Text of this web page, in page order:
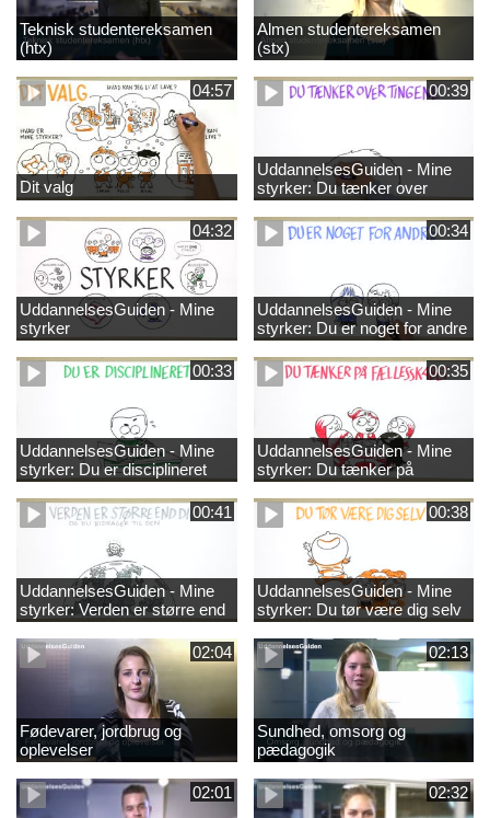
Teknisk studentereksamen
(htx)
Almen studentereksamen
(stx)
04:57
Dit valg
00:39
UddannelsesGuiden - Mine
styrker: Du tænker over
tingene
04:32
UddannelsesGuiden - Mine
styrker
00:34
UddannelsesGuiden - Mine
styrker: Du er noget for andre
00:33
UddannelsesGuiden - Mine
styrker: Du er disciplineret
00:35
UddannelsesGuiden - Mine
styrker: Du tænker på
fællesskabet
00:41
UddannelsesGuiden - Mine
styrker: Verden er større end
dig og du bidrager til den
00:38
UddannelsesGuiden - Mine
styrker: Du tør være dig selv
02:04
Fødevarer, jordbrug og
oplevelser
02:13
Sundhed, omsorg og
pædagogik
02:01 02:32